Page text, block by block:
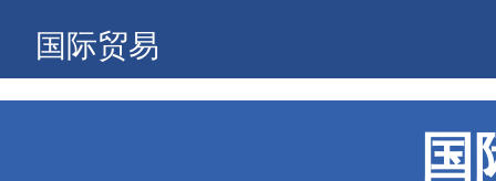
国际贸易
国